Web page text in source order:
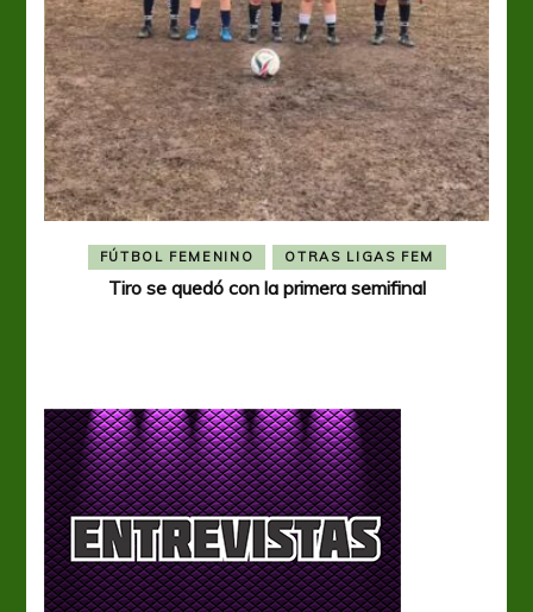
FÚTBOL FEMENINO OTRAS LIGAS FEM
Tiro se quedó con la primera semifinal